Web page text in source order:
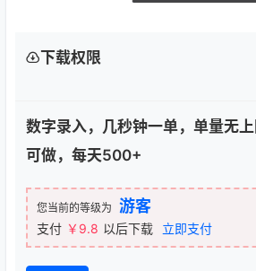
下载权限
数字录入，几秒钟一单，单量无
可做，每天500+
您当前的等级为 游客
支付 ￥9.8 以后下载 立即支付